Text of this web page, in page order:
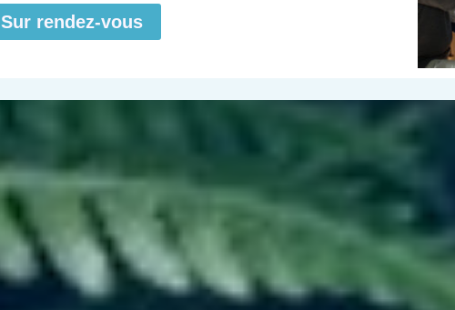
Sur rendez-vous